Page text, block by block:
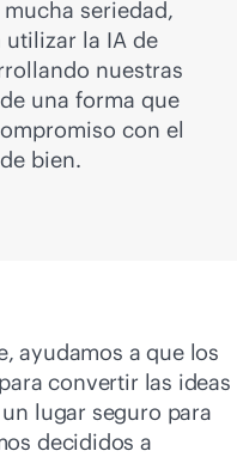
seriedad,
la IA de
nuestras
una forma que
con el
bien.
ayudamos a que los
convertir las ideas
lugar seguro para
decididos a